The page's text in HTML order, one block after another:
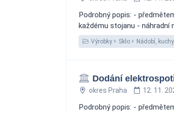
Podrobný popis: -
každému stojanu - náhradní
Výrobky Sklo Nádobí,
Dodání
okres Praha 12. 11.
Podrobný popis: -